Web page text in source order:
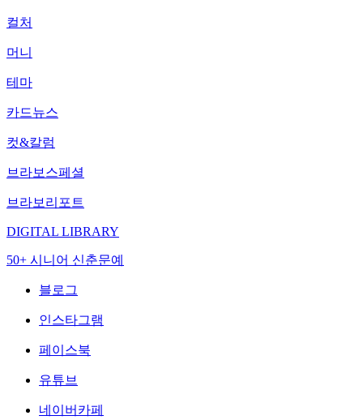
컬처
머니
테마
카드뉴스
컷&칼럼
브라보스페셜
브라보리포트
DIGITAL LIBRARY
50+ 시니어 신춘문예
블로그
인스타그램
페이스북
유튜브
네이버카페